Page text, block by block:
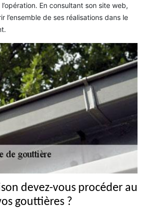
En consultant son site web,
l’ensemble de ses réalisations dans le
devez-vous procéder au
gouttières ?